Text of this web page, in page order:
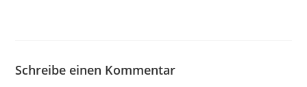
Schreibe einen Kommentar